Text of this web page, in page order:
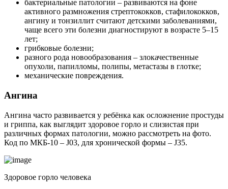
бактериальные патологии – развиваются на фоне
активного размножения стрептококков, стафилококков,
ангину и тонзиллит считают детскими заболеваниями,
чаще всего эти болезни диагностируют в возрасте 5–15
лет;
грибковые болезни;
разного рода новообразования – злокачественные
опухоли, папилломы, полипы, метастазы в глотке;
механические повреждения.
Ангина
Ангина часто развивается у ребёнка как осложнение простуды
и гриппа, как выглядит здоровое горло и слизистая при
различных формах патологии, можно рассмотреть на фото.
Код по МКБ-10 – J03, для хронической формы – J35.
Здоровое горло человека